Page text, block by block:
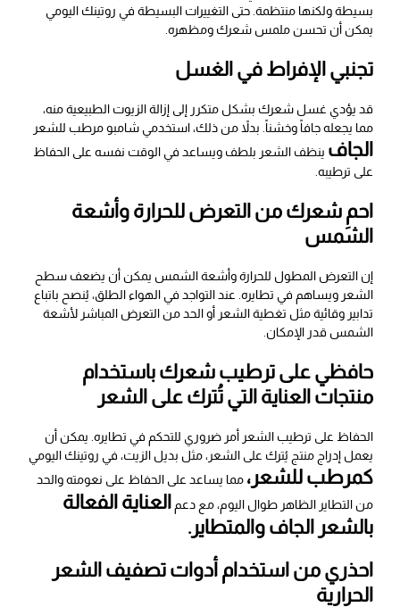
بسيطة ولكنها منتظمة. حتى التغييرات البسيطة في روتينك اليومي
يمكن أن تحسن ملمس شعرك ومظهره.
تجنبي الإفراط في الغسل
قد يؤدي غسل شعرك بشكل متكرر إلى إزالة الزيوت الطبيعية منه،
مما يجعله جافاً وخشناً. بدلاً من ذلك، استخدمي شامبو مرطب للشعر
الجاف ينظف الشعر بلطف ويساعد في الوقت نفسه على الحفاظ
على ترطيبه.
احمِ شعرك من التعرض للحرارة وأشعة
الشمس
إن التعرض المطول للحرارة وأشعة الشمس يمكن أن يضعف سطح
الشعر ويساهم في تطايره. عند التواجد في الهواء الطلق، يُنصح باتباع
تدابير وقائية مثل تغطية الشعر أو الحد من التعرض المباشر لأشعة
الشمس قدر الإمكان.
حافظي على ترطيب شعرك باستخدام
منتجات العناية التي تُترك على الشعر
الحفاظ على ترطيب الشعر أمر ضروري للتحكم في تطايره. يمكن أن
يعمل إدراج منتج يُترك على الشعر، مثل بديل الزيت، في روتينك اليومي
كمرطب للشعر، مما يساعد على الحفاظ على نعومته والحد
من التطاير الظاهر طوال اليوم، مع دعم العناية الفعالة
بالشعر الجاف والمتطاير.
احذري من استخدام أدوات تصفيف الشعر
الحرارية